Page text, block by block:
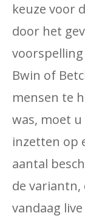
keuze voor
door het
Bwin of
mensen te
was, moet
inzetten op
aantal
de variantn,
vandaag